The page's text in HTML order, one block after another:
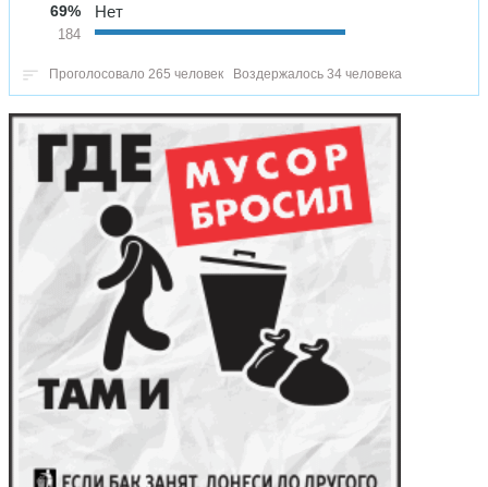
69%
184
Нет
Проголосовало 265 человек Воздержалось 34 человека